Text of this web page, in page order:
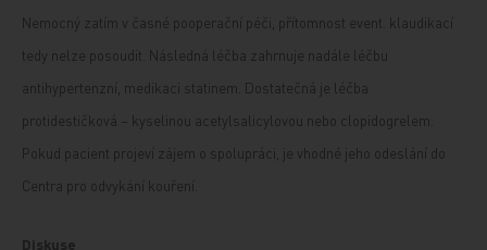
Nemocný zatím v časné pooperační péči, přítomnost event. klaudikací
tedy nelze posoudit. Následná léčba zahrnuje nadále léčbu
antihypertenzní, medikaci statinem. Dostatečná je léčba
protidestičková – kyselinou acetylsalicylovou nebo clopidogrelem.
Pokud pacient projeví zájem o spolupráci, je vhodné jeho odeslání do
Centra pro odvykání kouření.
Diskuse